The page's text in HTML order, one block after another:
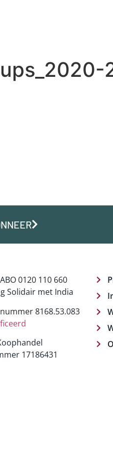
0120 110 660
Solidair met India
8168.53.083
17186431